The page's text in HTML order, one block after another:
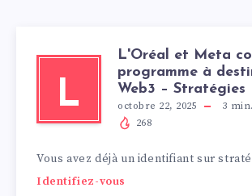
L
L'Oréal et Meta
programme à
Web3 – Stratégies
octobre 22, 2025 3
268
Vous avez déjà un identifiant sur
Identifiez-vous